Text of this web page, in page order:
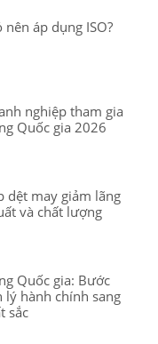
áp dụng ISO?
nghiệp tham gia
Quốc gia 2026
dệt may giảm lãng
và chất lượng
Quốc gia: Bước
hành chính sang
sắc